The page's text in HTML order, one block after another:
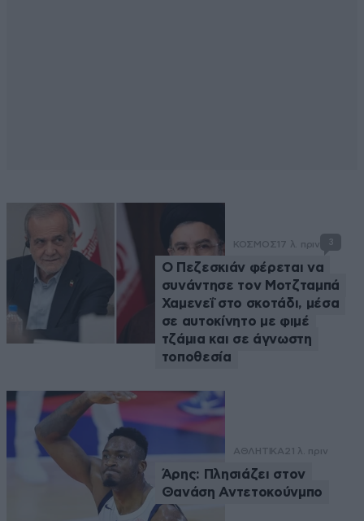
ΚΟΣΜΟΣ 17 λ. πριν 3
Ο Πεζεσκιάν φέρεται να
συνάντησε τον Μοτζταμπά
Χαμενεΐ στο σκοτάδι, μέσα
σε αυτοκίνητο με φιμέ
τζάμια και σε άγνωστη
τοποθεσία
ΑΘΛΗΤΙΚΑ21 λ. πριν
Άρης: Πλησιάζει στον
Θανάση Αντετοκούνμπο